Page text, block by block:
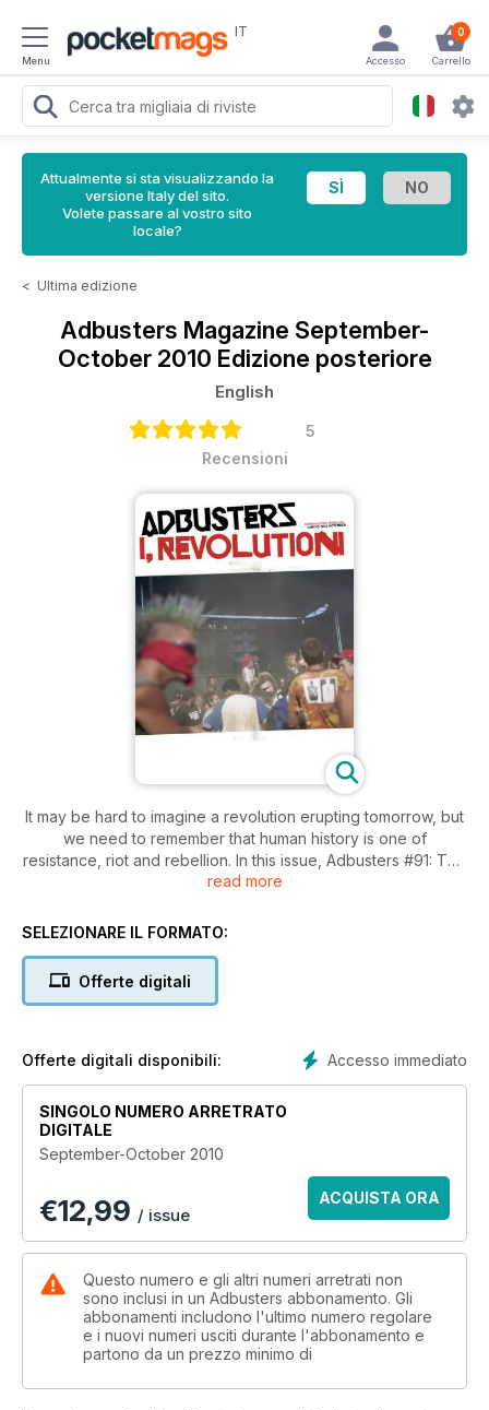
Menu
IT 0
Carrello
Accesso
Attualmente si sta visualizzando la
versione Italy del sito.
Volete passare al vostro sito
locale?
< Ultima edizione
Adbusters Magazine September-
October 2010 Edizione posteriore
English
5
Recensioni
It may be hard to imagine a revolution erupting tomorrow, but
we need to remember that human history is one of
resistance, riot and rebellion. In this issue, Adbusters #91: The
Revolution Issue – I, Revolution, we provide a look back at
freshest radical thinkers.
● Richard Neville on Australia’s revolutionary potential
● Sam Cooper on the crisis of capitalism
read more
SELEZIONARE IL FORMATO:
Offerte digitali
Accesso immediato
Offerte digitali disponibili:
SINGOLO NUMERO ARRETRATO
DIGITALE
September-October 2010
€12,99 / issue
ACQUISTA ORA
Questo numero e gli altri numeri arretrati non
sono inclusi in un Adbusters abbonamento. Gli
abbonamenti includono l'ultimo numero regolare
e i nuovi numeri usciti durante l'abbonamento e
partono da un prezzo minimo di